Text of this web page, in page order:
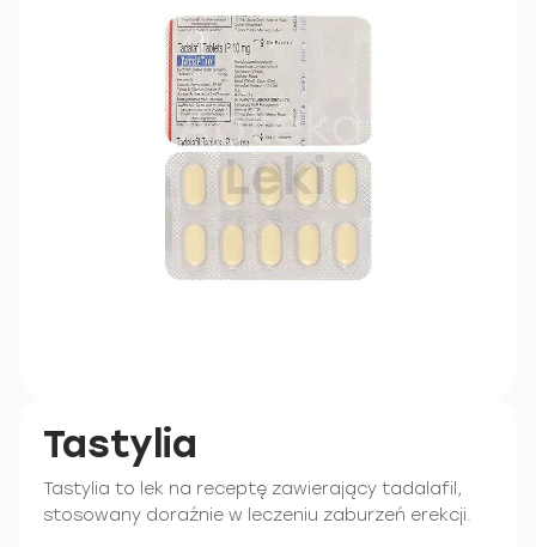
Tastylia
Tastylia to lek na receptę zawierający tadalafil,
stosowany doraźnie w leczeniu zaburzeń erekcji.